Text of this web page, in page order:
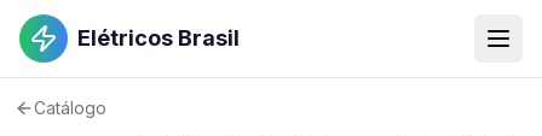
Elétricos Brasil
Catálogo